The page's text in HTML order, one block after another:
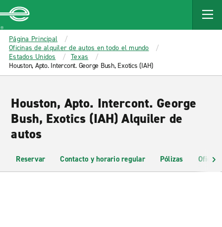
MAIN
CONTENT
Enterprise
Página Principal
Oficinas de alquiler de autos en todo el mundo
Estados Unidos
Texas
Houston, Apto. Intercont. George Bush, Exotics (IAH)
Houston, Apto. Intercont. George
Bush, Exotics (IAH) Alquiler de
autos
Reservar Contacto y horario regular Pólizas